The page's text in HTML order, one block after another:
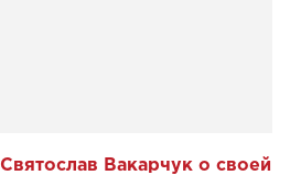
Святослав Вакарчук о своей